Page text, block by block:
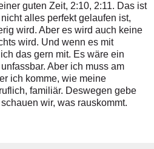
guten Zeit, 2:10, 2:11. Das ist
alles perfekt gelaufen ist,
wird. Aber es wird auch keine
wird. Und wenn es mit
das gern mit. Es wäre ein
Aber ich muss am
ich komme, wie meine
familiär. Deswegen gebe
wir, was rauskommt.